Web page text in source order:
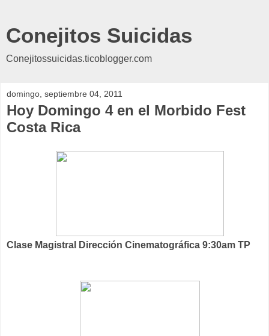
Conejitos Suicidas
Conejitossuicidas.ticoblogger.com
domingo, septiembre 04, 2011
Hoy Domingo 4 en el Morbido Fest
Costa Rica
Clase Magistral Dirección Cinematográfica 9:30am TP